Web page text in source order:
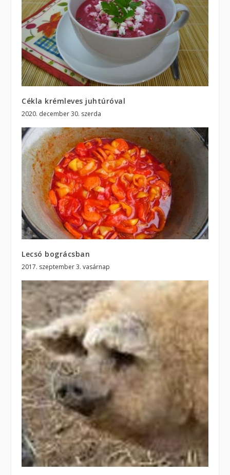
Cékla krémleves juhtúróval
2020. december 30. szerda
Lecsó bográcsban
2017. szeptember 3. vasárnap